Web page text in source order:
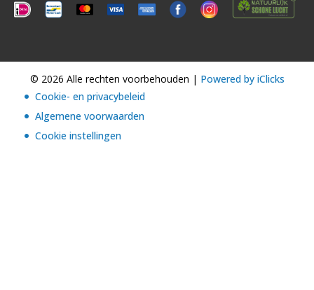
© 2026 Alle rechten voorbehouden | Powered by iClicks
Cookie- en privacybeleid
Algemene voorwaarden
Cookie instellingen